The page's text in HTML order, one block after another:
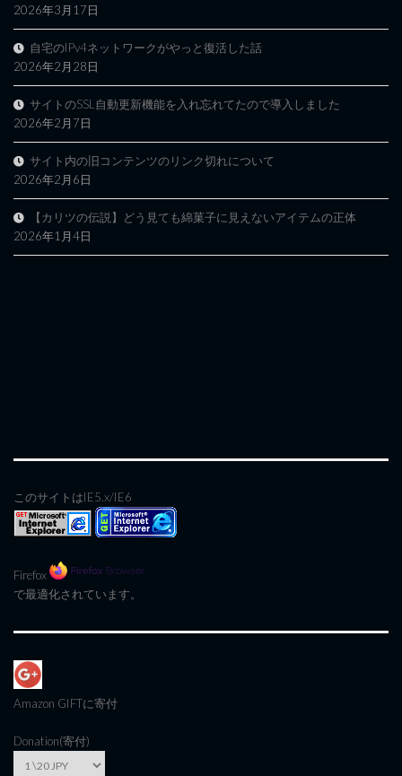
2026年3月17日
自宅のIPv4ネットワークがやっと復活した話
2026年2月28日
サイトのSSL自動更新機能を入れ忘れてたので導入しました
2026年2月7日
サイト内の旧コンテンツのリンク切れについて
2026年2月6日
【カリツの伝説】どう見ても綿菓子に見えないアイテムの正体
2026年1月4日
このサイトはIE5.x/IE6
Firefox
で最適化されています。
Amazon GIFTに寄付
Donation(寄付)